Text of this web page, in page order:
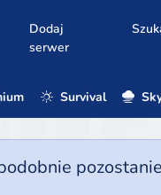
Dodaj
serwer
Survival